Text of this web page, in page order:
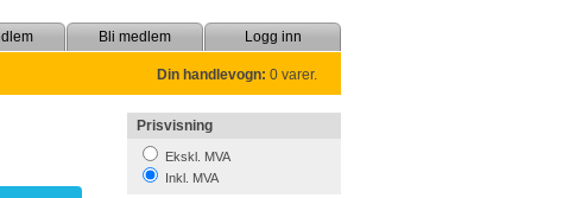
Logg inn
Bli medlem
Din handlevogn: 0 varer.
Prisvisning
Ekskl. MVA
Inkl. MVA